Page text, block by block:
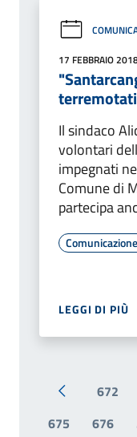
17 FEBBRAIO
Il sindaco
volontari
impegnati
Comune di
partecipa
LEGGI DI PIÙ
Pagina672
675
676